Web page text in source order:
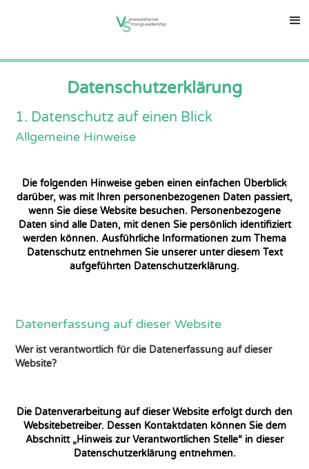
Datenschutz­erklärung
1. Datenschutz auf einen Blick
Allgemeine Hinweise
Die folgenden Hinweise geben einen einfachen Überblick
darüber, was mit Ihren personenbezogenen Daten passiert,
wenn Sie diese Website besuchen. Personenbezogene
Daten sind alle Daten, mit denen Sie persönlich identifiziert
werden können. Ausführliche Informationen zum Thema
Datenschutz entnehmen Sie unserer unter diesem Text
aufgeführten Datenschutzerklärung.
Datenerfassung auf dieser Website
Wer ist verantwortlich für die Datenerfassung auf dieser
Website?
Die Datenverarbeitung auf dieser Website erfolgt durch den
Websitebetreiber. Dessen Kontaktdaten können Sie dem
Abschnitt „Hinweis zur Verantwortlichen Stelle“ in dieser
Datenschutzerklärung entnehmen.